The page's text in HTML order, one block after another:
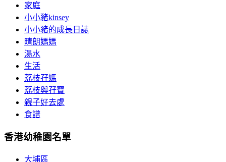
家庭
小小豬kinsey
小小豬的成長日誌
晴朗媽媽
湯水
生活
荔枝孖媽
荔枝與孖寶
親子好去處
食譜
香港幼稚園名單
大埔區